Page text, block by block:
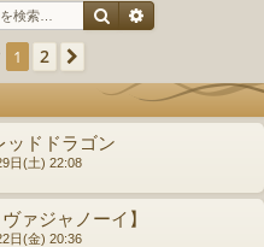
検索
1 2
ッドドラゴン
日(土) 22:08
ァジャノーイ】
日(金) 20:36